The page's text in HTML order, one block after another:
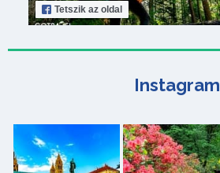
Tetszik az oldal
Instagram